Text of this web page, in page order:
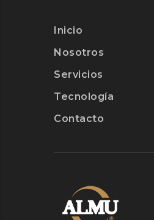
Inicio
Nosotros
Servicios
Tecnología
Contacto